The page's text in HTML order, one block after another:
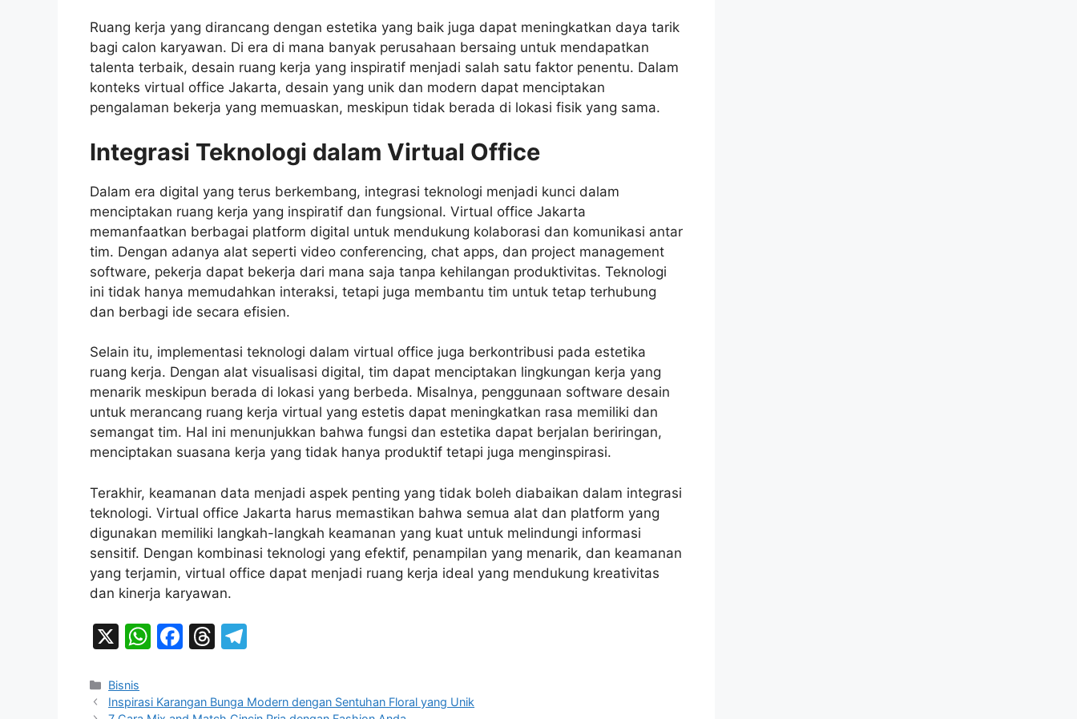
Ruang kerja yang dirancang dengan estetika yang baik juga dapat meningkatkan daya tarik
bagi calon karyawan. Di era di mana banyak perusahaan bersaing untuk mendapatkan
talenta terbaik, desain ruang kerja yang inspiratif menjadi salah satu faktor penentu. Dalam
konteks virtual office Jakarta, desain yang unik dan modern dapat menciptakan
pengalaman bekerja yang memuaskan, meskipun tidak berada di lokasi fisik yang sama.
Integrasi Teknologi dalam Virtual Office
Dalam era digital yang terus berkembang, integrasi teknologi menjadi kunci dalam
menciptakan ruang kerja yang inspiratif dan fungsional. Virtual office Jakarta
memanfaatkan berbagai platform digital untuk mendukung kolaborasi dan komunikasi antar
tim. Dengan adanya alat seperti video conferencing, chat apps, dan project management
software, pekerja dapat bekerja dari mana saja tanpa kehilangan produktivitas. Teknologi
ini tidak hanya memudahkan interaksi, tetapi juga membantu tim untuk tetap terhubung
dan berbagi ide secara efisien.
Selain itu, implementasi teknologi dalam virtual office juga berkontribusi pada estetika
ruang kerja. Dengan alat visualisasi digital, tim dapat menciptakan lingkungan kerja yang
menarik meskipun berada di lokasi yang berbeda. Misalnya, penggunaan software desain
untuk merancang ruang kerja virtual yang estetis dapat meningkatkan rasa memiliki dan
semangat tim. Hal ini menunjukkan bahwa fungsi dan estetika dapat berjalan beriringan,
menciptakan suasana kerja yang tidak hanya produktif tetapi juga menginspirasi.
Terakhir, keamanan data menjadi aspek penting yang tidak boleh diabaikan dalam integrasi
teknologi. Virtual office Jakarta harus memastikan bahwa semua alat dan platform yang
digunakan memiliki langkah-langkah keamanan yang kuat untuk melindungi informasi
sensitif. Dengan kombinasi teknologi yang efektif, penampilan yang menarik, dan keamanan
yang terjamin, virtual office dapat menjadi ruang kerja ideal yang mendukung kreativitas
dan kinerja karyawan.
X
W F
T
Categories
Bisnis
Inspirasi Karangan Bunga Modern dengan Sentuhan Floral yang Unik